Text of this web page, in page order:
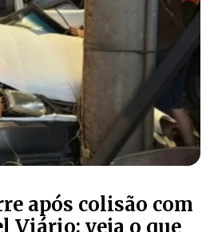
após colisão com
Viário; veja o que